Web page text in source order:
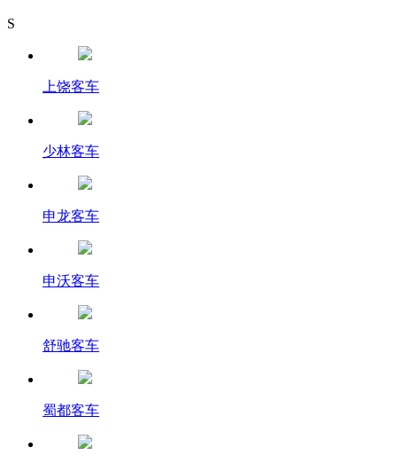
S
上饶客车
少林客车
申龙客车
申沃客车
舒驰客车
蜀都客车